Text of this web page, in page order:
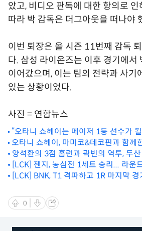
았고, 비디오 판독에 대한 항의로 인
따라 박 감독은 더그아웃을 떠나야
이번 퇴장은 올 시즌 11번째 감독
다. 삼성 라이온즈는 이후 경기에서
이어갔으며, 이는 팀의 전략과 사기
있는 상황이었다.
사진 = 연합뉴스
“오타니 쇼헤이는 메이저 1등 선수가
이의를 제기
오타니 쇼헤이, 마미코&데코핀과 함께
일기 “좋은 추억 감사합니다”
양석환의 3점 홈런과 곽빈의 역투, 두
[LCK] 젠지, 농심전 1세트 승리... 라운
[LCK] BNK, T1 격파하고 1R 마지막
0